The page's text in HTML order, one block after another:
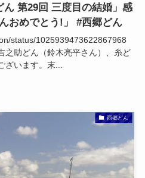
第29回 三度目の結婚」感
おめでとう!」 #西郷どん
status/1025939473622867968
之助どん（鈴木亮平さん）、糸ど
ざいます。末...
西郷どん